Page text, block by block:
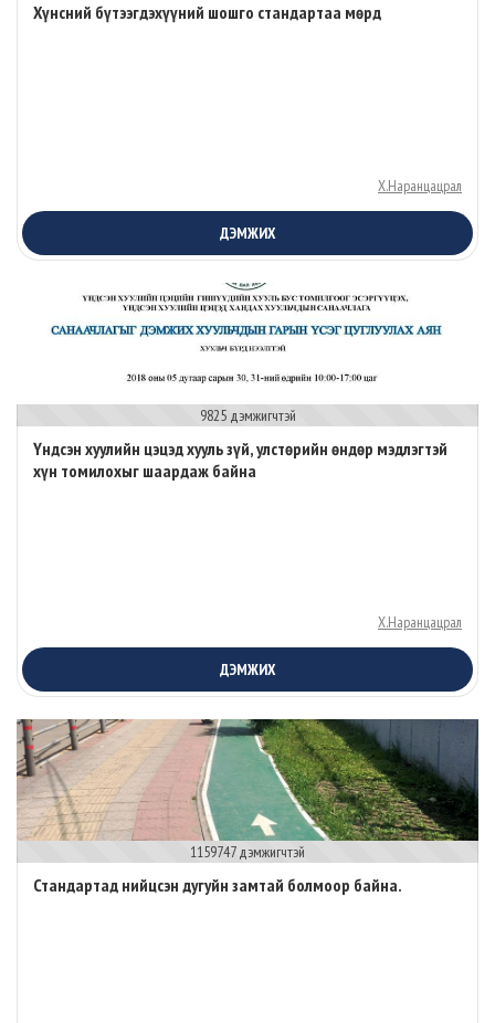
Хүнсний бүтээгдэхүүний шошго стандартаа мөрд
Х.Наранцацрал
ДЭМЖИХ
9825 дэмжигчтэй
Үндсэн хуулийн цэцэд хууль зүй, улстөрийн өндөр мэдлэгтэй
хүн томилохыг шаардаж байна
Х.Наранцацрал
ДЭМЖИХ
1159747 дэмжигчтэй
Стандартад нийцсэн дугуйн замтай болмоор байна.